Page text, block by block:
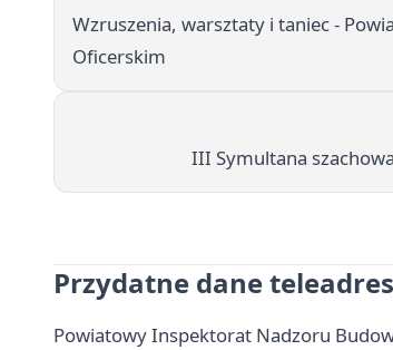
Wzruszenia, warsztaty i taniec -
Oficerskim
III Symultana
Przydatne dane
Powiatowy Inspektorat Nadzoru